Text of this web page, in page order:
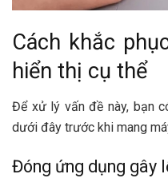
Cách khắc
hiển thị cụ thể
Để xử lý vấn đề này, bạn
dưới đây trước khi mang
Đóng ứng dụng gây